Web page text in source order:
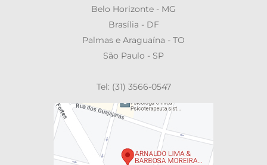
Belo Horizonte - MG
Brasília - DF
Palmas e Araguaína - TO
São Paulo - SP
Tel: (31) 3566-0547